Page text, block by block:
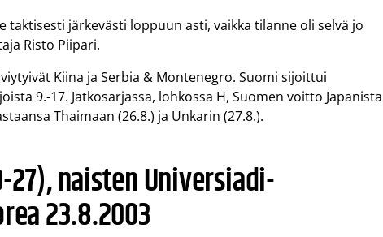
taktisesti järkevästi loppuun asti, vaikka tilanne oli selvä jo
Risto Piipari.
Kiina ja Serbia & Montenegro. Suomi sijoittui
9.-17. Jatkosarjassa, lohkossa H, Suomen voitto Japanista
Thaimaan (26.8.) ja Unkarin (27.8.).
naisten Universiadi-
23.8.2003